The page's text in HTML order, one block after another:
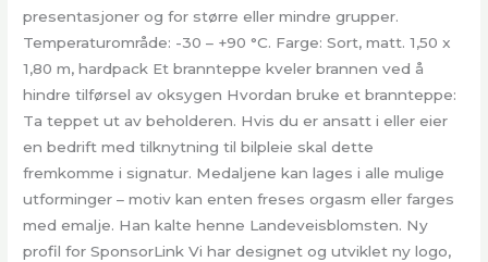
presentasjoner og for større eller mindre grupper.
Temperaturområde: -30 – +90 °C. Farge: Sort, matt. 1,50 x
1,80 m, hardpack Et brannteppe kveler brannen ved å
hindre tilførsel av oksygen Hvordan bruke et brannteppe:
Ta teppet ut av beholderen. Hvis du er ansatt i eller eier
en bedrift med tilknytning til bilpleie skal dette
fremkomme i signatur. Medaljene kan lages i alle mulige
utforminger – motiv kan enten freses orgasm eller farges
med emalje. Han kalte henne Landeveisblomsten. Ny
profil for SponsorLink Vi har designet og utviklet ny logo,